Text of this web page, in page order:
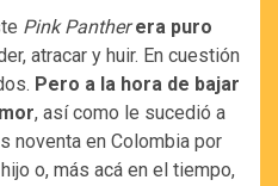
Pink Panther era puro
atracar y huir. En cuestión
Pero a la hora de bajar
, así como le sucedió a
noventa en Colombia por
o, más acá en el tiempo,